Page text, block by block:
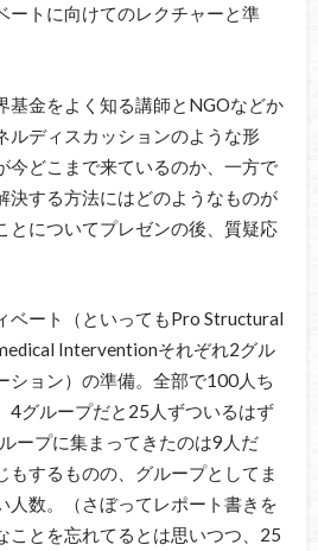
ートに向けてのレクチャーと準
基金をよく知る講師とNGOなどか
ルディスカッションのような形
今どこまで来ているのか、一方で
決する方法にはどのようなものが
とについてプレゼンの後、質疑応
ベート（といってもPro Structural
Interventionそれぞれ2グル
ション）の準備。全部で100人ち
4グループだと25人ずついるはず
ープに集まってきたのは9人だ
もするものの、グループとしてま
人数。（さぼってレポート書きを
ことを忘れてるとは思いつつ、25